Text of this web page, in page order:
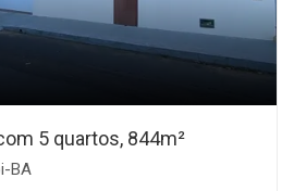
5 quartos, 844m²
BA